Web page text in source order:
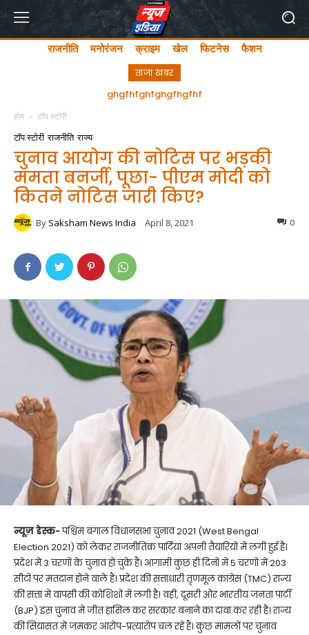
राजनीति मनोरंजन क्राइम खेल फिटनेस फैशन
ताजा खबर
ghgfhfghfghgfhgfhf
अयोध्या में लता मंगेशकर चौक का सीएम योगी ने किया उद्घाटन
होम टॉप स्टोरी
टॉप स्टोरी राजनीति राज्य
चुनाव आयोग की नोटिस पर भड़की
ममता बनर्जी, पूछा- पीएम मोदी को
कितने नोटिस जारी किए?
By Saksham News India April 8, 2021 0
न्यूज़ डेस्क-पश्चिम बंगाल विधानसभा चुनाव 2021 (West Bengal
Election 2021) को लेकर राजनीतिक पार्टियां अपनी तैयारियों में लगी हुई है।
प्रदेश में 3 चरणों के चुनाव हो चुके हैं। आगामी कुछ ही दिनों में 5 चरणों में 203
सीटों पर मतदान होने वाले हैं। प्रदेश की सत्ताधारी तृणमूल कांग्रेस (TMC) राज्य
की सत्ता में वापसी की कोशिशों में लगी है। वहीं, दूसरी ओर भारतीय जनता पार्टी
(BJP) इस चुनाव में जीत हासिल कर सरकार बनाने का दावा कर रही है। राज्य
की सियासत में जमकर आरोप-प्रत्यारोप चल रहे हैं। कुछ मामलों पर चुनाव